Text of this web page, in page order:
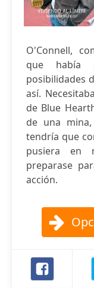
O'Connell,
que había
posibilidades
así.
de Blue
de una
tendría que
pusiera en
preparase
acción.